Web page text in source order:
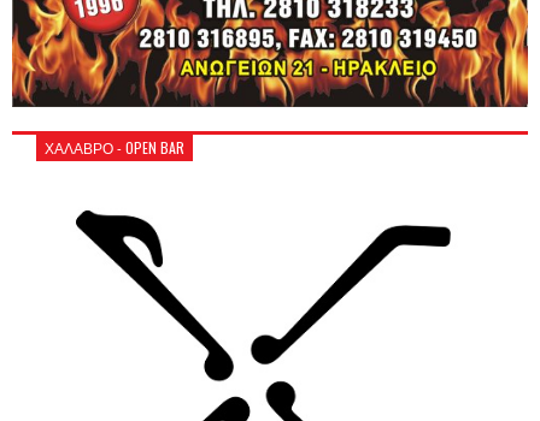
ΧΑΛΑΒΡΟ - OPEN BAR